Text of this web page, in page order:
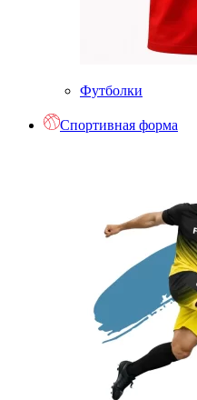
Футболки
Спортивная форма